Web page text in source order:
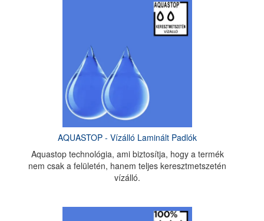
AQUASTOP - Vízálló Laminált Padlók
Aquastop technológia, ami biztosítja, hogy a termék
nem csak a felületén, hanem teljes keresztmetszetén
vízálló.